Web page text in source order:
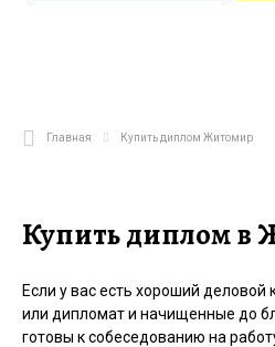
Главная Купить диплом Житомир
Купить диплом в
Если у вас есть хороший деловой
или дипломат и начищенные до
готовы к собеседованию на